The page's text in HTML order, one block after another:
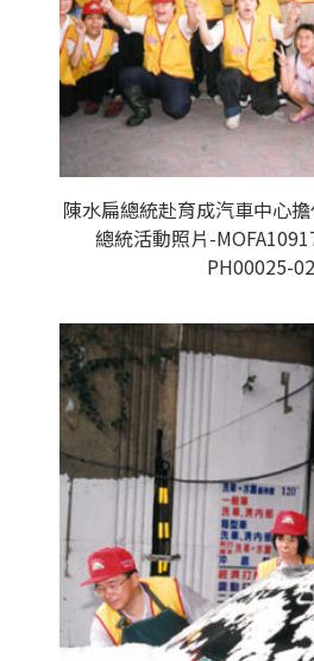
陳水扁總統赴育成汽車中心
總統活動照片-
PH00025-